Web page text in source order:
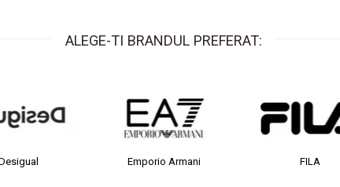
ALEGE-TI BRANDUL PREFERAT:
Emporio Armani FILA